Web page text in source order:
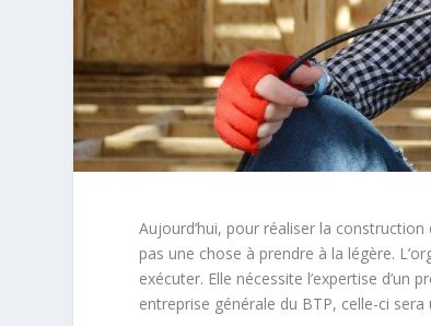
Aujourd’hui, pour réaliser la
pas une chose à prendre à la légère.
exécuter. Elle nécessite l’expertise
entreprise générale du BTP, celle-ci